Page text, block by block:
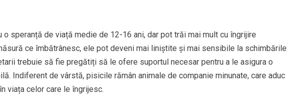
o speranță de viață medie de 12-16 ani, dar pot trăi mai mult cu îngrijire
ce îmbătrânesc, ele pot deveni mai liniștite și mai sensibile la schimbările
trebuie să fie pregătiți să le ofere suportul necesar pentru a le asigura o
Indiferent de vârstă, pisicile rămân animale de companie minunate, care aduc
viața celor care le îngrijesc.